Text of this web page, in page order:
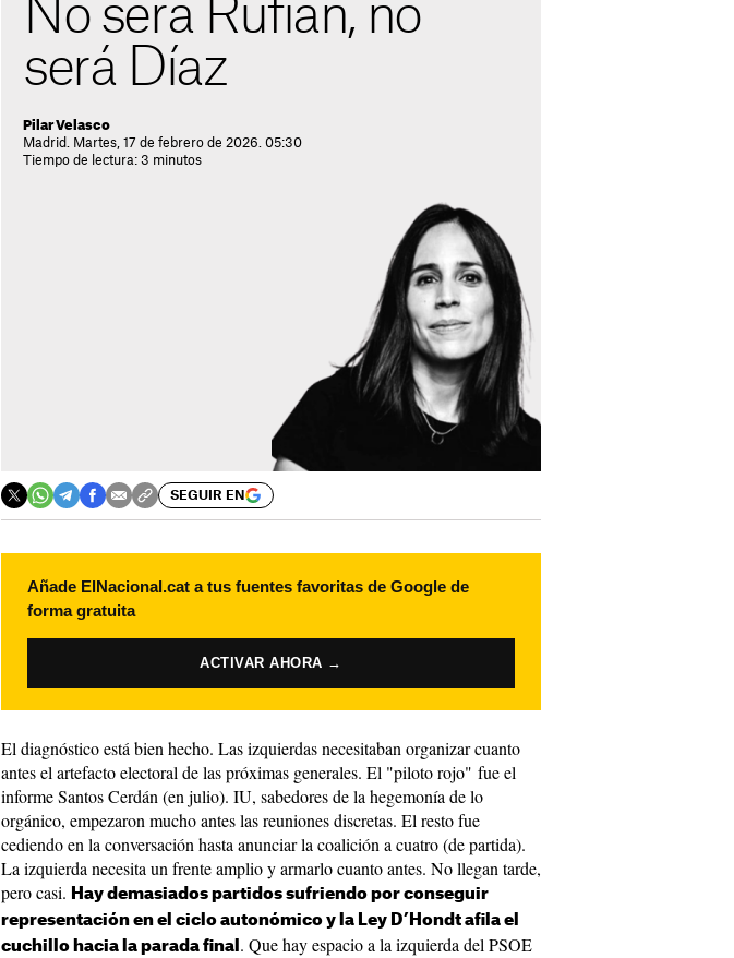
No será Rufián, no
será Díaz
Pilar Velasco
Madrid. Martes, 17 de febrero de 2026. 05:30
Tiempo de lectura: 3 minutos
SEGUIR EN
Añade ElNacional.cat a tus fuentes favoritas de Google de
forma gratuita
ACTIVAR AHORA →
El diagnóstico está bien hecho. Las izquierdas necesitaban organizar cuanto
antes el artefacto electoral de las próximas generales. El "piloto rojo" fue el
informe Santos Cerdán (en julio). IU, sabedores de la hegemonía de lo
orgánico, empezaron mucho antes las reuniones discretas. El resto fue
cediendo en la conversación hasta anunciar la coalición a cuatro (de partida).
La izquierda necesita un frente amplio y armarlo cuanto antes. No llegan tarde,
pero casi. Hay demasiados partidos sufriendo por conseguir
representación en el ciclo autonómico y la Ley D’Hondt afila el
cuchillo hacia la parada final . Que hay espacio a la izquierda del PSOE